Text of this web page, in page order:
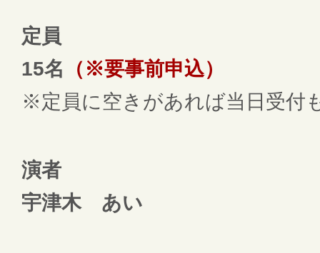
定員
15名 （※要事前申込）
※定員に空きがあれば当日受付
演者
宇津木 あい